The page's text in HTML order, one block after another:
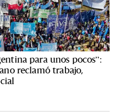
para unos pocos”:
reclamó trabajo,